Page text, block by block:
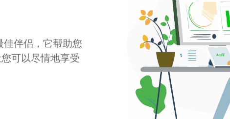
伴侣，它帮助您
可以尽情地享受